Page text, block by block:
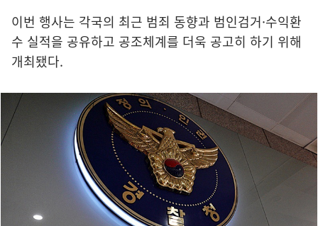
이번 행사는 각국의 최근 범죄 동향과 범인검거·수익환
수 실적을 공유하고 공조체계를 더욱 공고히 하기 위해
개최됐다.